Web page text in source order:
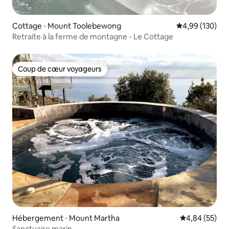
Cottage ⋅ Mount Toolebewong Évaluation
4,99 (130)
Retraite à la ferme de montagne - Le Cottage
Coup de cœur voyageurs
Coup de cœur voyageurs
Hébergement ⋅ Mount Martha Évaluation
4,84 (55)